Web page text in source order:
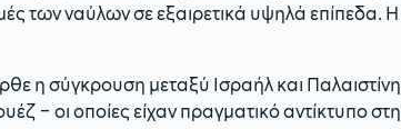
των ναύλων σε εξαιρετικά υψηλά επίπεδα.
η σύγκρουση μεταξύ Ισραήλ και
– οι οποίες είχαν πραγματικό αντίκτυπο στη